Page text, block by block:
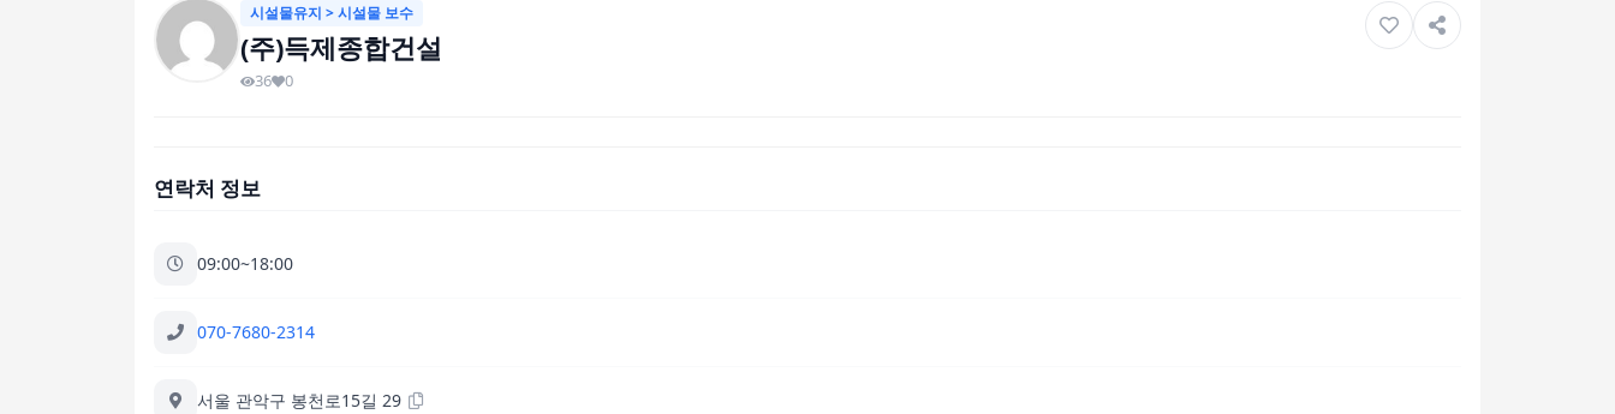
시설물유지 > 시설물 보수
(주)득제종합건설
36 0
연락처 정보
09:00~18:00
070-7680-2314
서울 관악구 봉천로15길 29